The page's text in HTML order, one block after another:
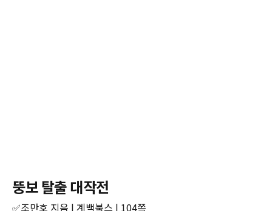
뚱보 탈출 대작전
✅조만호 지음 | 계백북스 | 104쪽